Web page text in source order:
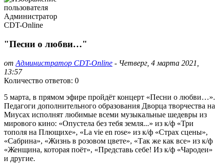
"Песни о любви…"
от Администратор CDT-Online - Четверг, 4 марта 2021,
13:57
Количество ответов: 0
5 марта, в прямом эфире пройдёт концерт «Песни о любви…».
Педагоги дополнительного образования Дворца творчества на
Миусах исполнят любимые всеми музыкальные шедевры из
мирового кино: «Опустела без тебя земля...» из к/ф «Три
тополя на Плющихе», «La vie en rose» из к/ф «Страх сцены»,
«Сабрина», «Жизнь в розовом цвете», «Так же как все» из к/ф
«Женщина, которая поёт», «Представь себе! Из к/ф «Чародеи»
и другие.